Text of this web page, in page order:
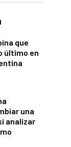
que
último en
una
analizar